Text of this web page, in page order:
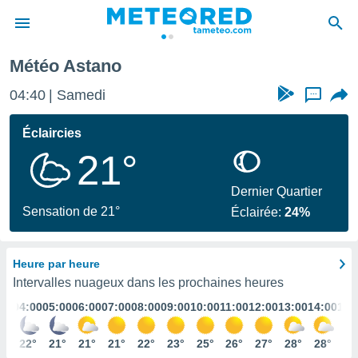
de
en
Météo Astano
04:40 Samedi ...
Éclaircies
21°
Sensation de 21°
Dernier Quartier
Éclairée:24%
Heure par heure
Intervalles nuageux dans les prochaines heures
04:00
22°
05:00
21°
06:00
21°
07:00
21°
08:00
22°
09:00
23°
10:00
25°
11:00
26°
12:00
27°
13:00
28°
14:00
28°